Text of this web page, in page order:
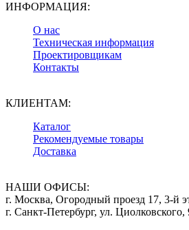
ИНФОРМАЦИЯ:
О нас
Техническая информация
Проектировщикам
Контакты
КЛИЕНТАМ:
Каталог
Рекомендуемые товары
Доставка
НАШИ ОФИСЫ:
г. Москва, Огородный проезд 17, 3-й
г. Санкт-Петербург, ул. Циолковского,